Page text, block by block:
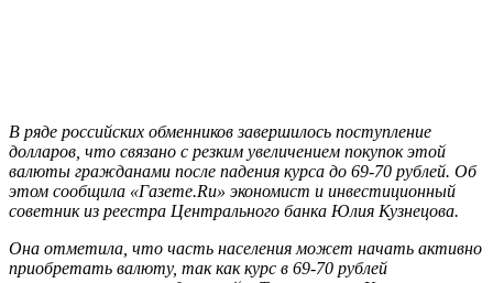
В ряде российских обменников завершилось поступление
долларов, что связано с резким увеличением покупок этой
валюты гражданами после падения курса до 69-70 рублей. Об
этом сообщила «Газете.Ru» экономист и инвестиционный
советник из реестра Центрального банка Юлия Кузнецова.
Она отметила, что часть населения может начать активно
приобретать валюту, так как курс в 69-70 рублей